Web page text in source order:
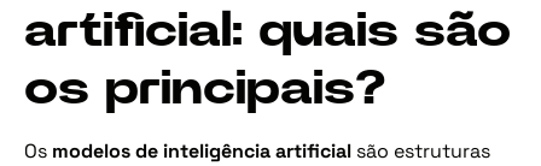
artificial: quais são
os principais?
Os modelos de inteligência artificial são estruturas